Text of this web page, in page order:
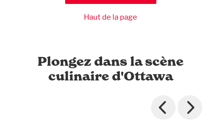
Haut de la page
Plongez dans la scène
culinaire d'Ottawa